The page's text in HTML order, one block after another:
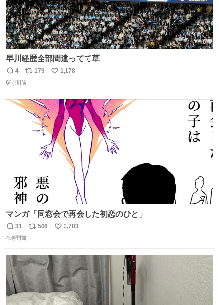
早川経歴全部間違ってて草
返
信
4
リ
ポ
ト
数
179
い
数
1,178
6時間前
マンガ「同窓会で再会した初恋のひと」
返
信
31
リ
ト
506
い
数
3,703
4時間前